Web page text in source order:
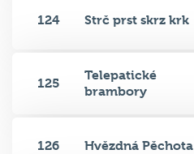
124 Strč prst skrz krk
125
Telepatické
brambory
126 Hvězdná Pěchota